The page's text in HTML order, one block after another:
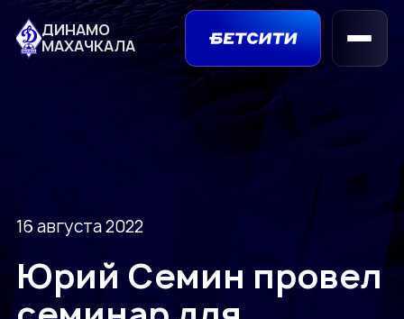
ДИНАМО
МАХАЧКАЛА
16 августа 2022
Юрий Семин провел